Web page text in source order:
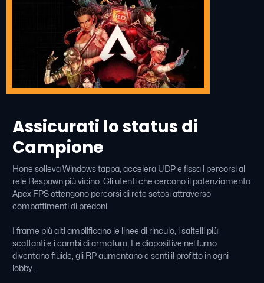
Assicurati lo status di
Campione
Hone solleva Windows tappa, accelera UDP e fissa i percorsi al
relè Respawn più vicino. Gli utenti che cercano il potenziamento
Apex FPS ottengono percorsi di rete setosi attraverso
combattimenti di predoni.
I frame più alti amplificano le linee di rinculo, i saltelli più
scattanti e i cambi di armatura. Le diapositive nel fumo
diventano fluide, gli RP aumentano e senti il ​​profitto in ogni
lobby.